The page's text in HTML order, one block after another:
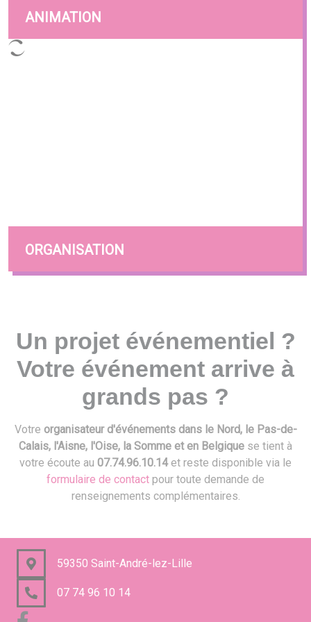
ANIMATION
ORGANISATION
Un projet événementiel ?
Votre événement arrive à
grands pas ?
Votre organisateur d'événements dans le Nord, le Pas-de-
Calais, l'Aisne, l'Oise, la Somme et en Belgique se tient à
votre écoute au 07.74.96.10.14et reste disponible via le
formulaire de contact pour toute demande de
renseignements complémentaires.
59350 Saint-André-lez-Lille
07 74 96 10 14